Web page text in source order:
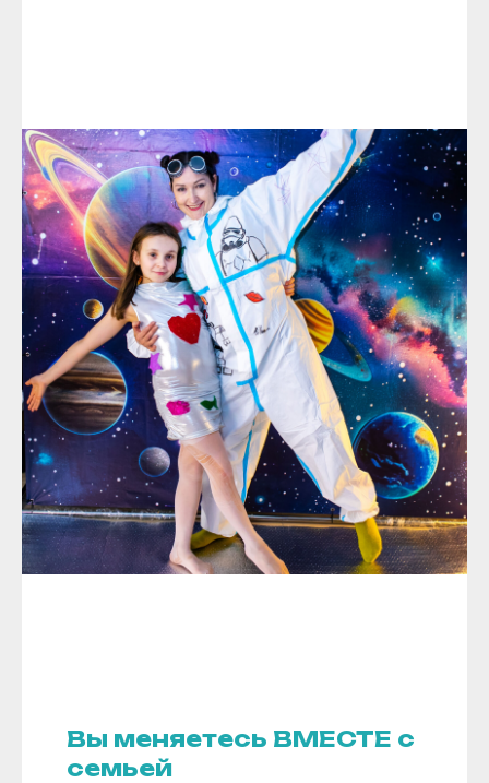
Вы меняетесь ВМЕСТЕ с
семьей